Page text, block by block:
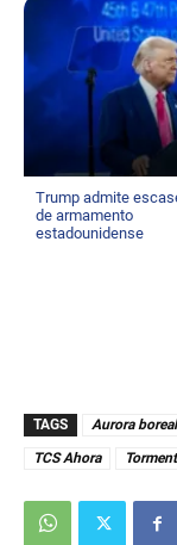
Trump admite
de armamento
estadounidense
TAGS Aurora boreal
TCS Ahora